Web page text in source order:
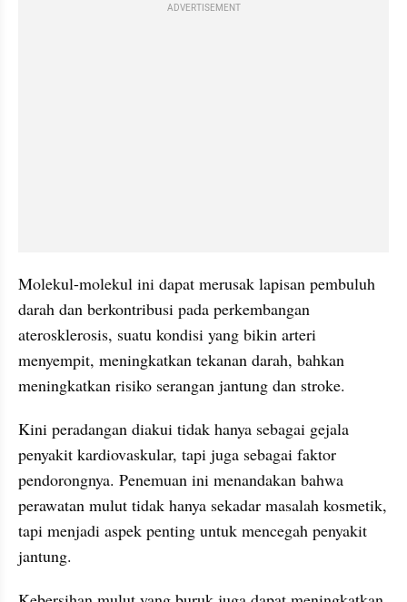
ADVERTISEMENT
Molekul-molekul ini dapat merusak lapisan pembuluh
darah dan berkontribusi pada perkembangan
aterosklerosis, suatu kondisi yang bikin arteri
menyempit, meningkatkan tekanan darah, bahkan
meningkatkan risiko serangan jantung dan stroke.
Kini peradangan diakui tidak hanya sebagai gejala
penyakit kardiovaskular, tapi juga sebagai faktor
pendorongnya. Penemuan ini menandakan bahwa
perawatan mulut tidak hanya sekadar masalah kosmetik,
tapi menjadi aspek penting untuk mencegah penyakit
jantung.